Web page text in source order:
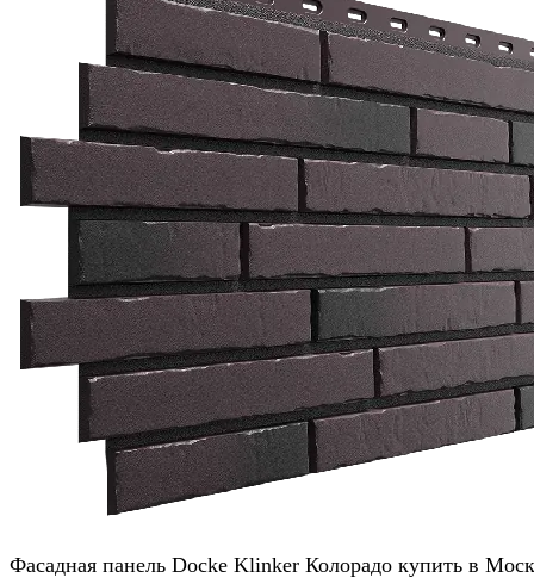
Фасадная панель Docke Klinker Колорадо купить в